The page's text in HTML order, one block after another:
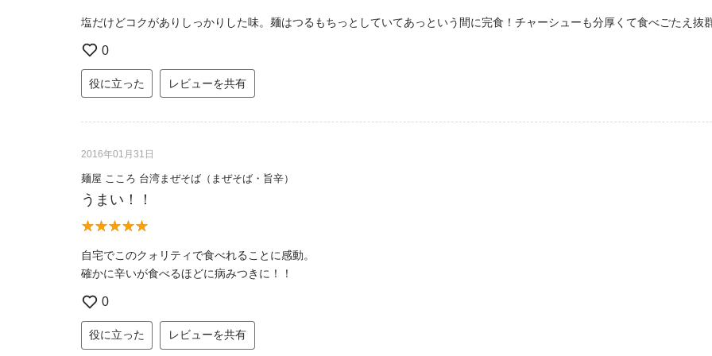
塩だけどコクがありしっかりした味。麺はつるもちっとしていてあっという間に完食！チャーシューも分厚くて食べごたえ抜
0
役に立った レビューを共有
2016年01月31日
麺屋 こころ 台湾まぜそば（まぜそば・旨辛）
うまい！！
自宅でこのクォリティで食べれることに感動。
確かに辛いが食べるほどに病みつきに！！
0
役に立った レビューを共有